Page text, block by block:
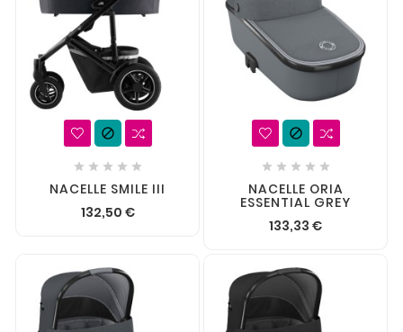

    
NACELLE SMILE III
132,50 €

    
NACELLE ORIA
ESSENTIAL GREY
133,33 €